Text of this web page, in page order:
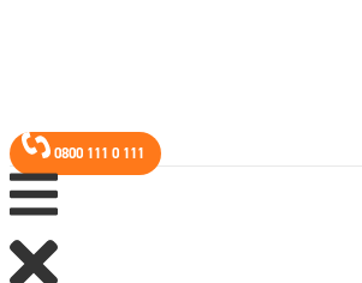
0800 111 0 111